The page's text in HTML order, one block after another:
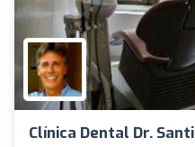
Clínica Dental Dr.